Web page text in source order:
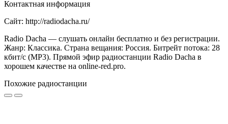
Контактная информация
Сайт: http://radiodacha.ru/
Radio Dacha — слушать онлайн бесплатно и без регистрации.
Жанр: Классика. Страна вещания: Россия. Битрейт потока: 28
кбит/с (MP3). Прямой эфир радиостанции Radio Dacha в
хорошем качестве на online-red.pro.
Похожие радиостанции